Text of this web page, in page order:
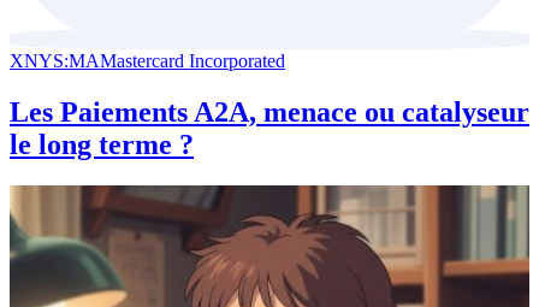
XNYS:MAMastercard Incorporated
Les Paiements A2A, menace ou catalyseur
le long terme ?